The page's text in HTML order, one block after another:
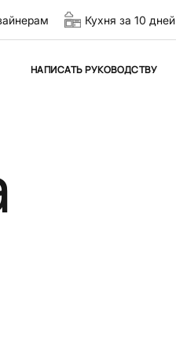
Кухня за 10 дней
НАПИСАТЬ РУКОВОДСТВУ